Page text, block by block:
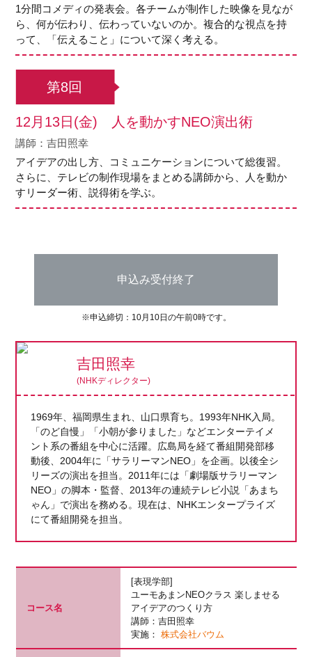
1分間コメディの発表会。各チームが制作した映像を見なが
ら、何が伝わり、伝わっていないのか。複合的な視点を持
って、「伝えること」について深く考える。
第8回
12月13日(金) 人を動かすNEO演出術
講師：吉田照幸
アイデアの出し方、コミュニケーションについて総復習。
さらに、テレビの制作現場をまとめる講師から、人を動か
すリーダー術、説得術を学ぶ。
申込み受付終了
※申込締切：10月10日の午前0時です。
吉田照幸
(NHKディレクター)
1969年、福岡県生まれ、山口県育ち。1993年NHK入局。
「のど自慢」「小朝が参りました」などエンターテイメ
ント系の番組を中心に活躍。広島局を経て番組開発部移
動後、2004年に「サラリーマンNEO」を企画。以後全シ
リーズの演出を担当。2011年には「劇場版サラリーマン
NEO」の脚本・監督、2013年の連続テレビ小説「あまち
ゃん」で演出を務める。現在は、NHKエンタープライズ
にて番組開発を担当。
コース名
[表現学部]
ユーモあまンNEOクラス 楽しませる
アイデアのつくり方
講師：吉田照幸
実施： 株式会社バウム